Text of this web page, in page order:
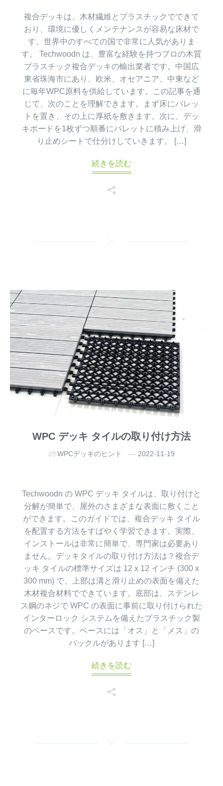
複合デッキは、木材繊維とプラスチックでできて
おり、環境に優しくメンテナンスが容易な床材で
す。世界中のすべての国で非常に人気がありま
す。 Techwoodn は、豊富な経験を持つプロの木質
プラスチック複合デッキの輸出業者です。中国広
東省珠海市にあり、欧米、オセアニア、中東など
に毎年WPC原料を供給しています。この記事を通
じて、次のことを理解できます。まず床にパレッ
トを置き、その上に厚紙を敷きます。次に、デッ
キボードを1枚ずつ順番にパレットに積み上げ、滑
り止めシートで仕分けしていきます。 […]
続きを読む
WPC デッキ タイルの取り付け方法
のWPCデッキのヒント 2022-11-19
Techwoodn の WPC デッキ タイルは、取り付けと
分解が簡単で、屋外のさまざまな表面に敷くこと
ができます。このガイドでは、複合デッキ タイル
を配置する方法をすばやく学習できます。実際、
インストールは非常に簡単で、専門家は必要あり
ません。デッキタイルの取り付け方法は？複合デ
ッキ タイルの標準サイズは 12 x 12 インチ (300 x
300 mm) で、上部は溝と滑り止めの表面を備えた
木材複合材料でできています。底部は、ステンレ
ス鋼のネジで WPC の表面に事前に取り付けられた
インターロック システムを備えたプラスチック製
のベースです。ベースには「オス」と「メス」の
バックルがあります […]
続きを読む